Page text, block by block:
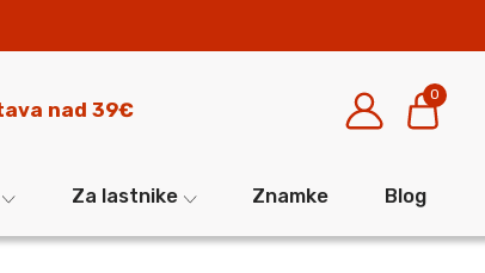
nad 39€
0
Za lastnike Znamke Blog